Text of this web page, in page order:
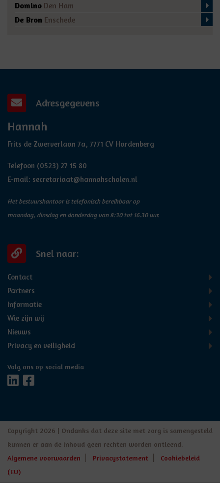
Domino Den Ham
De Bron Enschede
Adresgegevens
Hannah
Frits de Zwerverlaan 7a, 7771 CV Hardenberg
Telefoon (0523) 27 15 80
E-mail: secretariaat@hannahscholen.nl
Het bestuurskantoor is telefonisch bereikbaar op
maandag, dinsdag en donderdag van 8:30 tot 16.30 uur.
Snel naar:
Contact
Partners
Informatie
Wie zijn wij
Nieuws
Privacy en veiligheid
Volg ons op social media
Copyright 2026 | Ondanks dat deze site met zorg is samengesteld
kunnen er aan de inhoud geen rechten worden ontleend.
Algemene voorwaarden
Privacystatement
Cookiebeleid
(EU)